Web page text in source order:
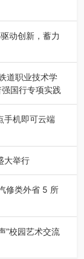
“心动目的
动创新，蓄力
，赋能西南市
道职业技术学
国行专项实践
暑期社会实
手机即可云端
厅指导，贵阳
大举行
装”新品发布
修类外省 5 所
段考生可选择
”校园艺术交流
之声”校园管